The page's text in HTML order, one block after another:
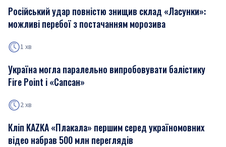
Російський удар повністю знищив склад «Ласунки»:
можливі перебої з постачанням морозива
1 хв
Україна могла паралельно випробовувати балістику
Fire Point і «Сапсан»
2 хв
Кліп KAZKA «Плакала» першим серед україномовних
відео набрав 500 млн переглядів